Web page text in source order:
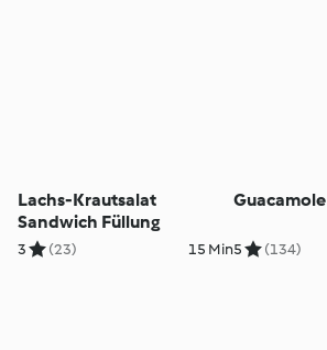
Lachs-Krautsalat
Sandwich Füllung
3 (23) 15 Min
Guacamole
5 (134)